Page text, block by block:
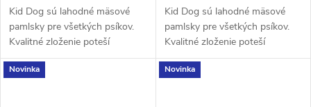
d
u
d
u
k
Kid Dog sú lahodné mäsové
pamlsky pre všetkých psíkov.
Kvalitné zloženie poteší
majiteľov a lahodná chuť
psíkov. Pamlsky obsahujú
Kid Dog sú lahodné mäsové
pamlsky pre všetkých psíkov.
Kvalitné zloženie poteší
majiteľov a lahodná chuť
psíkov. Pamlsky obsahujú
Novinka Novinka